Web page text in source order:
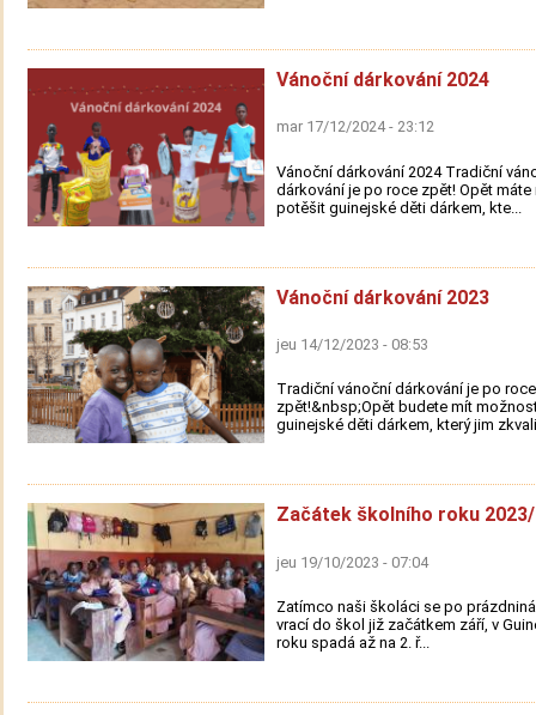
Vánoční dárkování 2024
mar 17/12/2024 - 23:12
Vánoční dárkování 2024 Tradiční
dárkování je po roce zpět! Opět
potěšit guinejské děti dárkem, kte...
Vánoční dárkování 2023
jeu 14/12/2023 - 08:53
Tradiční vánoční dárkování je po roce
zpět!&nbsp;Opět budete mít
guinejské děti dárkem, který jim
Začátek školního roku
jeu 19/10/2023 - 07:04
Zatímco naši školáci se po
vrací do škol již začátkem září, v
roku spadá až na 2. ř...